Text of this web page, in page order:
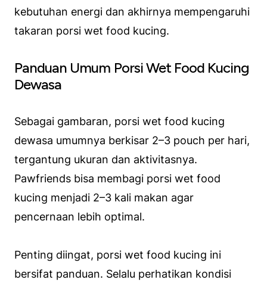
kebutuhan energi dan akhirnya mempengaruhi
takaran porsi wet food kucing.
Panduan Umum Porsi Wet Food Kucing
Dewasa
Sebagai gambaran, porsi wet food kucing
dewasa umumnya berkisar 2–3 pouch per hari,
tergantung ukuran dan aktivitasnya.
Pawfriends bisa membagi porsi wet food
kucing menjadi 2–3 kali makan agar
pencernaan lebih optimal.
Penting diingat, porsi wet food kucing ini
bersifat panduan. Selalu perhatikan kondisi